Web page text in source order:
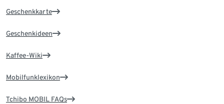
Geschenkkarte
Geschenkideen
Kaffee-Wiki
Mobilfunklexikon
Tchibo MOBIL FAQs